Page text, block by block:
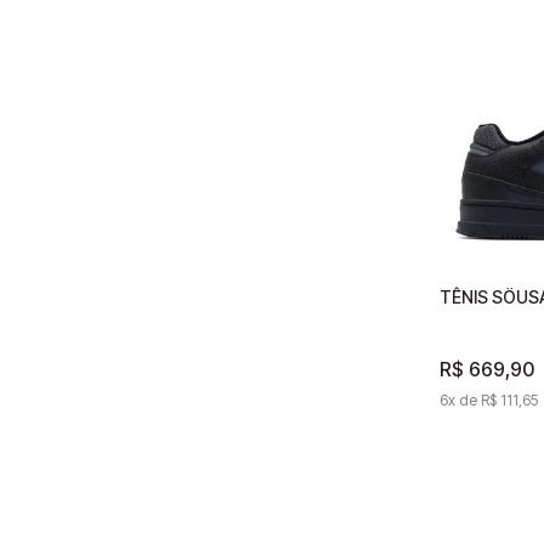
TÊNIS
R$ 669,90
6x de R$ 111 65
TÊNIS
R$ 669
6x deR$ 111